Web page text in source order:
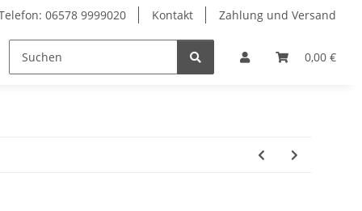
06578 9999020 Kontakt Zahlung und Versand
0,00 €
& Ersatzteile